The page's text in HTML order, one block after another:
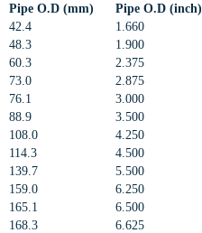
Pipe O.D (mm) Pipe O.D (inch)
42.4
1.660
48.3
1.900
60.3
2.375
73.0
2.875
76.1
3.000
88.9
3.500
108.0
4.250
114.3
4.500
139.7
5.500
159.0
6.250
165.1
6.500
168.3
6.625